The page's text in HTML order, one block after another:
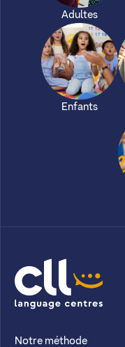
Adultes
Enfants
CLL
Notre méthode